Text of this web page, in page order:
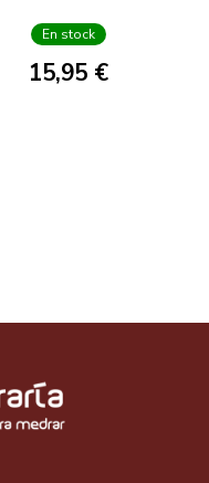
En stock
15,95 €